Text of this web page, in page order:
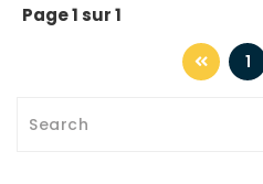
Page 1 sur 1
1